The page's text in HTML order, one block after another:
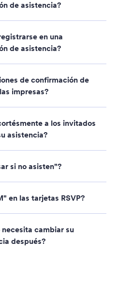
de asistencia?
en una
de asistencia?
restrictions
de confirmación de
impresas?
a los invitados
asistencia?
si no asisten"?
en las tarjetas RSVP?
necesita cambiar su
después?